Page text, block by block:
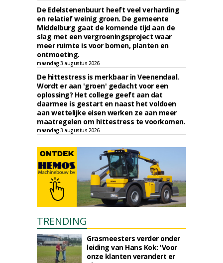
De Edelstenenbuurt heeft veel verharding
en relatief weinig groen. De gemeente
Middelburg gaat de komende tijd aan de
slag met een vergroeningsproject waar
meer ruimte is voor bomen, planten en
ontmoeting.
maandag 3 augustus 2026
De hittestress is merkbaar in Veenendaal.
Wordt er aan 'groen' gedacht voor een
oplossing? Het college geeft aan dat
daarmee is gestart en naast het voldoen
aan wettelijke eisen werken ze aan meer
maatregelen om hittestress te voorkomen.
maandag 3 augustus 2026
TRENDING
Grasmeesters verder onder
leiding van Hans Kok: 'Voor
onze klanten verandert er